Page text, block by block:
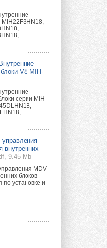
V8 MIH-
серии MIH-
управления
внутренних
9.45 Mb
MDV
блоков
по установке и